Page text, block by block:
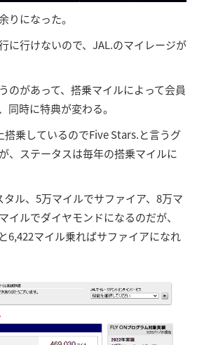
りになった。
に行けないので、JAL.のマイレージが
のがあって、搭乗マイルによって会員
同時に特典が変わる。
搭乗しているのでFive Stars.と言うグ
、ステータスは毎年の搭乗マイルに
ル、5万マイルでサファイア、8万マ
イルでダイヤモンドになるのだが、
6,422マイル乗ればサファイアになれ